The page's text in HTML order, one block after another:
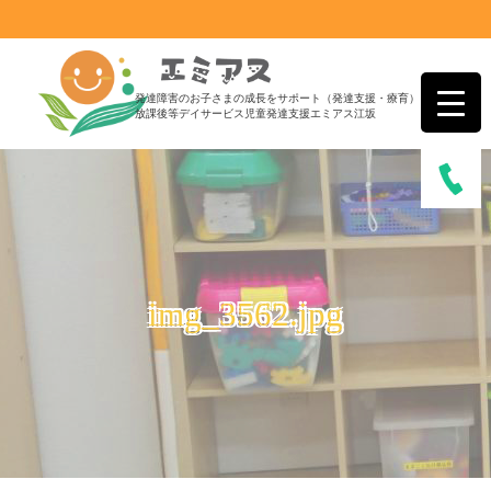
発達障害のお子さまの成長をサポート（発達支援・療育）
放課後等デイサービス児童発達支援エミアス江坂
img_3562.jpg